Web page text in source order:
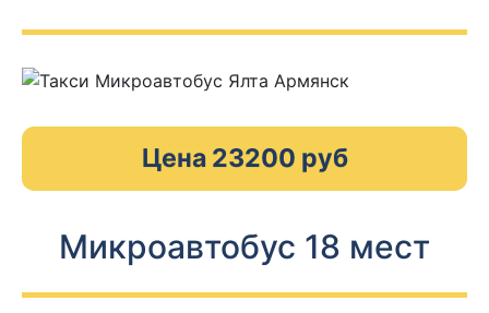
Цена 23200 руб
Микроавтобус 18 мест